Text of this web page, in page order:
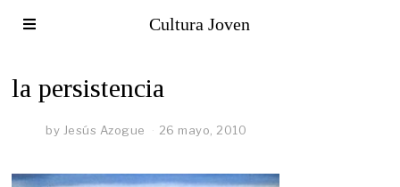
Cultura Joven
la persistencia
by Jesús Azogue 26 mayo, 2010